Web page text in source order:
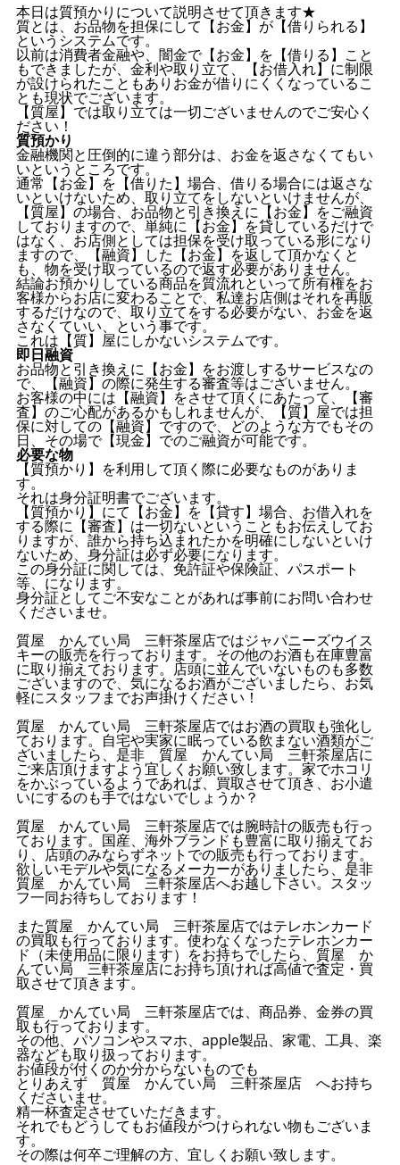
本日は質預かりについて説明させて頂きます★
質とは、お品物を担保にして【お金】が【借りられる】
というシステムです。
以前は消費者金融や、闇金で【お金】を【借りる】こと
もできましたが、金利や取り立て、【お借入れ】に制限
が設けられたこともありお金が借りにくくなっているこ
とも現状でございます。
【質屋】では取り立ては一切ございませんのでご安心く
ださい！
質預かり
金融機関と圧倒的に違う部分は、お金を返さなくてもい
いというところです。
通常【お金】を【借りた】場合、借りる場合には返さな
いといけないため、取り立てをしないといけませんが、
【質屋】の場合、お品物と引き換えに【お金】をご融資
しておりますので、単純に【お金】を貸しているだけで
はなく、お店側としては担保を受け取っている形になり
ますので、【融資】した【お金】を返して頂かなくと
も、物を受け取っているので返す必要がありません。
結論お預かりしている商品を質流れといって所有権をお
客様からお店に変わることで、私達お店側はそれを再販
するだけなので、取り立てをする必要がない、お金を返
さなくていい、という事です。
これは【質】屋にしかないシステムです。
即日融資
お品物と引き換えに【お金】をお渡しするサービスなの
で、【融資】の際に発生する審査等はございません。
お客様の中には【融資】をさせて頂くにあたって、【審
査】のご心配があるかもしれませんが、【質】屋では担
保に対しての【融資】ですので、どのような方でもその
日、その場で【現金】でのご融資が可能です。
必要な物
【質預かり】を利用して頂く際に必要なものがありま
す。
それは身分証明書でございます。
【質預かり】にて【お金】を【貸す】場合、お借入れを
する際に【審査】は一切ないということもお伝えしてお
りますが、誰から持ち込まれたかを明確にしないといけ
ないため、身分証は必ず必要になります。
この身分証に関しては、免許証や保険証、パスポート
等、になります。
身分証としてご不安なことがあれば事前にお問い合わせ
くださいませ。
質屋 かんてい局 三軒茶屋店ではジャパニーズウイス
キーの販売を行っております。その他のお酒も在庫豊富
に取り揃えております。店頭に並んでいないものも多数
ございますので、気になるお酒がございましたら、お気
軽にスタッフまでお声掛けください！
質屋 かんてい局 三軒茶屋店ではお酒の買取も強化し
ております。自宅や実家に眠っている飲まない酒類がご
ざいましたら、是非 質屋 かんてい局 三軒茶屋店に
ご来店頂けますよう宜しくお願い致します。家でホコリ
をかぶっているようであれば、買取させて頂き、お小遣
いにするのも手ではないでしょうか？
質屋 かんてい局 三軒茶屋店では腕時計の販売も行っ
ております。国産、海外ブランドも豊富に取り揃えてお
り、店頭のみならずネットでの販売も行っております。
欲しいモデルや気になるメーカーがありましたら、是非
質屋 かんてい局 三軒茶屋店へお越し下さい。スタッ
フ一同お待ちしております！
また質屋 かんてい局 三軒茶屋店ではテレホンカード
の買取も行っております。使わなくなったテレホンカー
ド（未使用品に限ります）をお持ちでしたら、質屋 か
んてい局 三軒茶屋店にお持ち頂ければ高値で査定・買
取させて頂きます。
質屋 かんてい局 三軒茶屋店では、商品券、金券の買
取も行っております。
その他、パソコンやスマホ、apple製品、家電、工具、楽
器なども取り扱っております。
お値段が付くのか分からないものでも
とりあえず 質屋 かんてい局 三軒茶屋店 へお持ち
くださいませ。
精一杯査定させていただきます。
それでもどうしてもお値段がつけられない物もございま
す。
その際は何卒ご理解の方、宜しくお願い致します。